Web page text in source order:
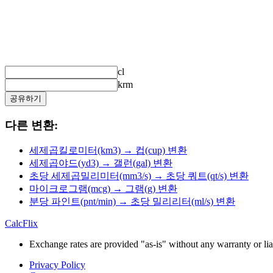
cl
krm
공유하기
다른 변환:
세제곱킬로미터(km3) → 컵(cup) 변환
세제곱야드(yd3) → 갤런(gal) 변환
초당 세제곱밀리미터(mm3/s) → 초당 쿼트(qt/s) 변환
마이크로그램(mcg) → 그램(g) 변환
분당 파인트(pnt/min) → 초당 밀리리터(ml/s) 변환
CalcFlix
Exchange rates are provided "as-is" without any warranty or
Privacy Policy